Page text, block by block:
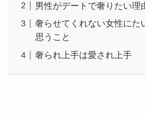
男性がデートで奢りたい理
奢らせてくれない女性にた
思うこと
奢られ上手は愛され上手